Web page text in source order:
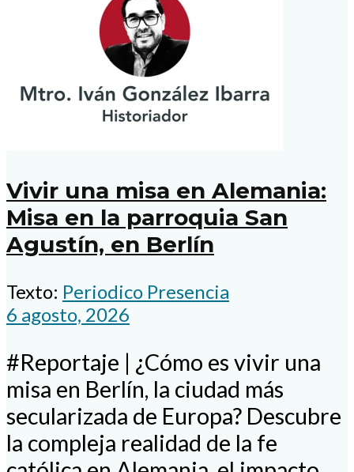
Vivir una misa en Alemania:
Misa en la parroquia San
Agustín, en Berlín
Texto: Periodico Presencia
6 agosto, 2026
#Reportaje | ¿Cómo es vivir una
misa en Berlín, la ciudad más
secularizada de Europa? Descubre
la compleja realidad de la fe